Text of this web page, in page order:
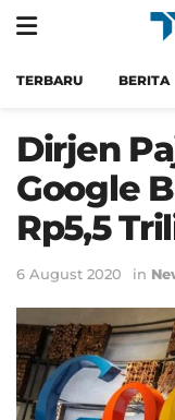
TERBARU BERITA
Dirjen
Google
Rp5,5
6 August 2020 in